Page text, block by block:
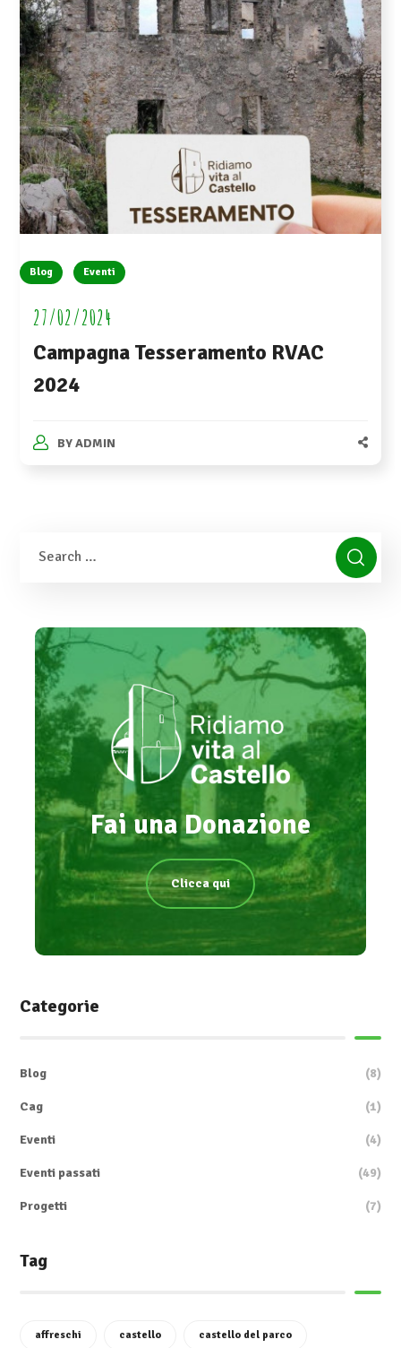
Blog Eventi
27/02/2024
Campagna Tesseramento RVAC
2024
BYADMIN
Fai una Donazione
Clicca qui
Categorie
Blog (8)
Cag (1)
Eventi (4)
Eventi passati (49)
Progetti (7)
Tag
affreschi castello castello del parco